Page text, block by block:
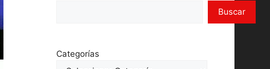
Buscar
Categorías